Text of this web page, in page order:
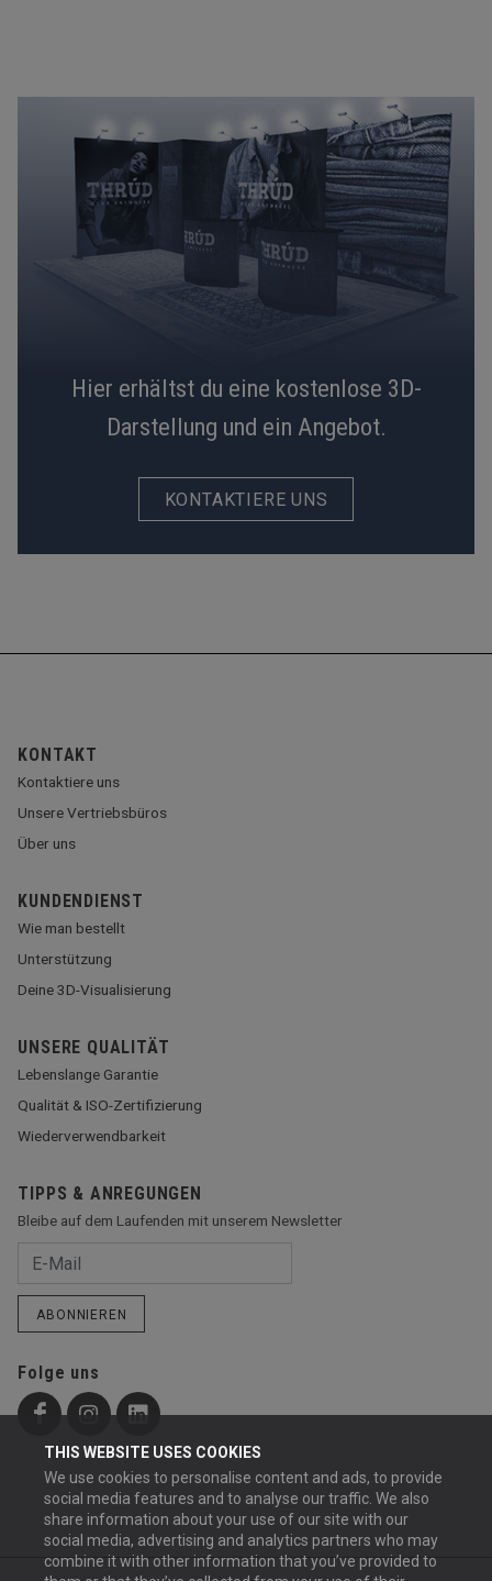
THIS WEBSITE USES COOKIES
We use cookies to personalise content and ads, to provide
social media features and to analyse our traffic. We also
share information about your use of our site with our
social media, advertising and analytics partners who may
combine it with other information that you’ve provided to
Hier erhältst du eine kostenlose 3D-
Darstellung und ein Angebot.
KONTAKTIERE UNS
KONTAKT
Kontaktiere uns
Unsere Vertriebsbüros
Über uns
KUNDENDIENST
Wie man bestellt
Unterstützung
Deine 3D-Visualisierung
UNSERE QUALITÄT
Lebenslange Garantie
Qualität & ISO-Zertifizierung
Wiederverwendbarkeit
TIPPS & ANREGUNGEN
Bleibe auf dem Laufenden mit unserem Newsletter
ABONNIEREN
Folge uns